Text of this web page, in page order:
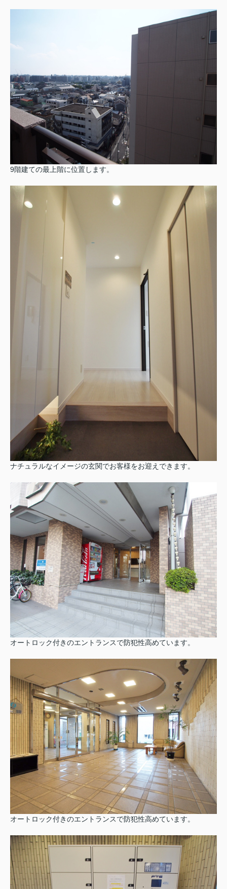
9階建ての最上階に位置します。
ナチュラルなイメージの玄関でお客様をお迎えできます。
オートロック付きのエントランスで防犯性高めています。
オートロック付きのエントランスで防犯性高めています。